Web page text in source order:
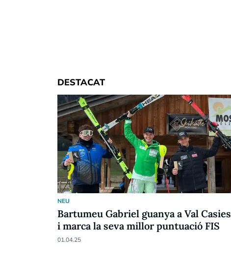
DESTACAT
NEU
Bartumeu Gabriel guanya a Val Casies
i marca la seva millor puntuació FIS
01.04.25